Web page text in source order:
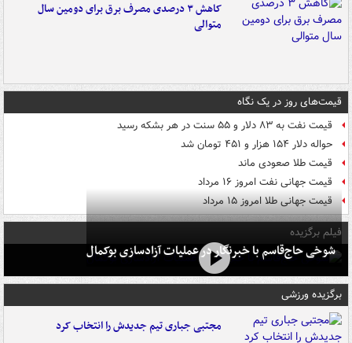
کاهش ۳ درصدی مصرف برق برای دومین سال
متوالی
قیمت‌های روز در یک نگاه
قیمت نفت به ۸۳ دلار و ۵۵ سنت در هر بشکه رسید
حواله دلار ۱۵۴ هزار و ۴۵۱ تومان شد
قیمت طلا صعودی ماند
قیمت جهانی نفت امروز ۱۶ مرداد
قیمت جهانی طلا امروز ۱۵ مرداد
فیلم برگزیده
شوخی حاج‌قاسم با خبرنگار در عملیات آزادسازی بوکمال
برگزیده ورزشی
مجتبی جباری تیم جدیدش را انتخاب کرد